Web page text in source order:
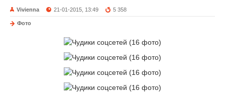
Vivienna 21-01-2015, 13:49 5 358
Фото